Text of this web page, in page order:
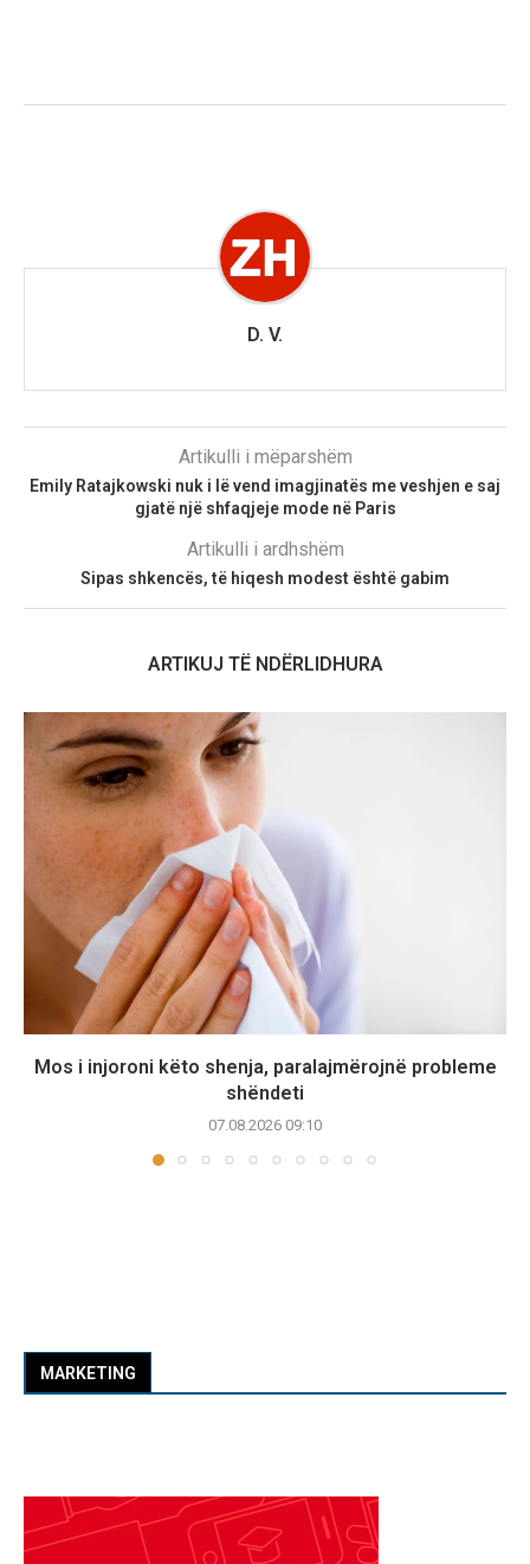
D. V.
Artikulli i mëparshëm
Emily Ratajkowski nuk i lë vend imagjinatës me veshjen e saj
gjatë një shfaqjeje mode në Paris
Artikulli i ardhshëm
Sipas shkencës, të hiqesh modest është gabim
ARTIKUJ TË NDËRLIDHURA
Mos i injoroni këto shenja, paralajmërojnë probleme
shëndeti
07.08.2026 09:10
MARKETING